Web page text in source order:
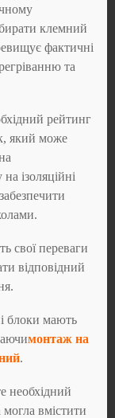
клемний
фактичні
та
рейтинг
який може
ізоляційні
свої переваги
відповідний
блоки мають
монтаж на
.
необхідний
вмістити